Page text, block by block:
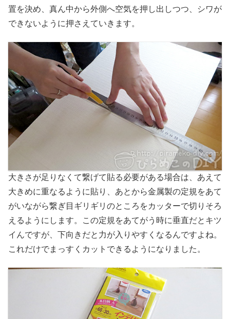
置を決め、真ん中から外側へ空気を押し出しつつ、シワが
できないように押さえていきます。
大きさが足りなくて繋げて貼る必要がある場合は、あえて
大きめに重なるように貼り、あとから金属製の定規をあて
がいながら繋ぎ目ギリギリのところをカッターで切りそろ
えるようにします。この定規をあてがう時に垂直だとキツ
イんですが、下向きだと力が入りやすくなるんですよね。
これだけでまっすくカットできるようになりました。